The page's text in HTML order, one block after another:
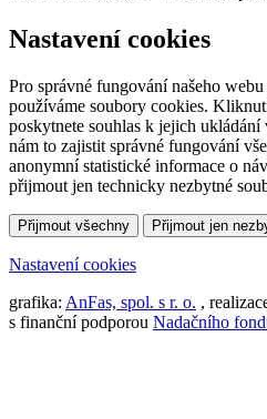
Nastavení cookies
Pro správné fungování našeho
používáme soubory cookies.
poskytnete souhlas k jejich
nám to zajistit správné fungování
anonymní statistické informace o
přijmout jen technicky nezbytné
Přijmout všechny Přijmout jen
Nastavení cookies
grafika: AnFas, spol. s r. o. ,
s finanční podporou Nadačního